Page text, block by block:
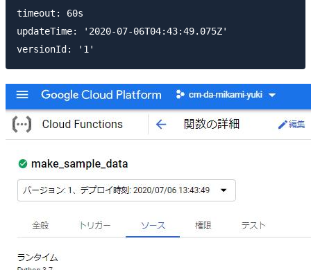
timeout: 60s
updateTime: '2020-07-06T04:43:49.075Z'